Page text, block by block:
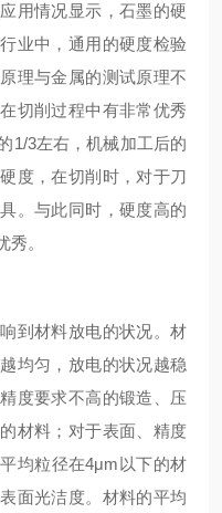
用情况显示，石墨的硬
业中，通用的硬度检验
理与金属的测试原理不
切削过程中有非常优秀
1/3左右，机械加工后的
度，在切削时，对于刀
。与此同时，硬度高的
。
材料放电的状况。材
均匀，放电的状况越稳
度要求不高的锻造、压
材料；对于表面、精度
均粒径在4μm以下的材
面光洁度。材料的平均